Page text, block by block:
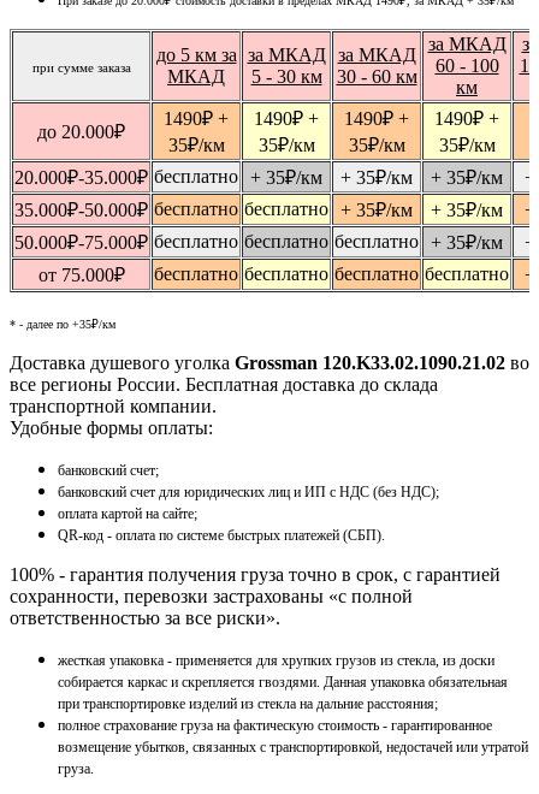
при сумме заказа
до 5 км за
МКАД
за МКАД
5 - 30 км
за МКАД
30 - 60 км
за МКАД
60 - 100
км
до 20.000₽
1490₽ +
35₽/км
1490₽ +
35₽/км
1490₽ +
35₽/км
1490₽ +
35₽/км
20.000₽-35.000₽ бесплатно + 35₽/км + 35₽/км + 35₽/км
+
35.000₽-50.000₽ бесплатно бесплатно + 35₽/км + 35₽/км
+
50.000₽-75.000₽ бесплатно бесплатно бесплатно + 35₽/км
+
от 75.000₽ бесплатно бесплатно бесплатно бесплатно +
* - далее по +35₽/км
Доставка душевого уголка Grossman 120.K33.02.1090.21.02 во
все регионы России. Бесплатная доставка до склада
транспортной компании.
Удобные формы оплаты:
банковский счет;
банковский счет для юридических лиц и ИП с НДС (без НДС);
оплата картой на сайте;
QR-код - оплата по системе быстрых платежей (СБП).
100% - гарантия получения груза точно в срок, с гарантией
сохранности, перевозки застрахованы «с полной
ответственностью за все риски».
жесткая упаковка - применяется для хрупких грузов из стекла, из доски
собирается каркас и скрепляется гвоздями. Данная упаковка обязательная
при транспортировке изделий из стекла на дальние расстояния;
полное страхование груза на фактическую стоимость - гарантированное
возмещение убытков, связанных с транспортировкой, недостачей или утратой
груза.